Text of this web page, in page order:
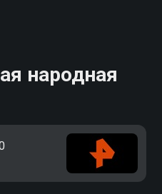
народная